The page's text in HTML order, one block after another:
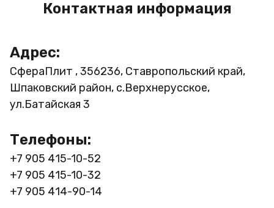
Контактная информация
Адрес:
СфераПлит , 356236, Ставропольский край,
Шпаковский район, с.Верхнерусское,
ул.Батайская 3
Телефоны:
+7 905 415-10-52
+7 905 415-10-32
+7 905 414-90-14